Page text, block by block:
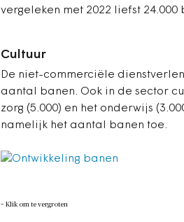
vergeleken met 2022 liefst 24.000
Cultuur
De niet-commerciële
aantal banen. Ook in de sector
zorg (5.000) en het onderwijs
namelijk het aantal banen toe.
− Klik om te vergroten